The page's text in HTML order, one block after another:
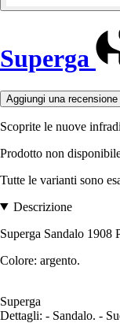
Superga
Aggiungi una recensione
Scoprite le nuove
Prodotto non
Tutte le varianti sono
Descrizione
Superga Sandalo
Colore: argento.
Superga
Dettagli: - Sandalo. -